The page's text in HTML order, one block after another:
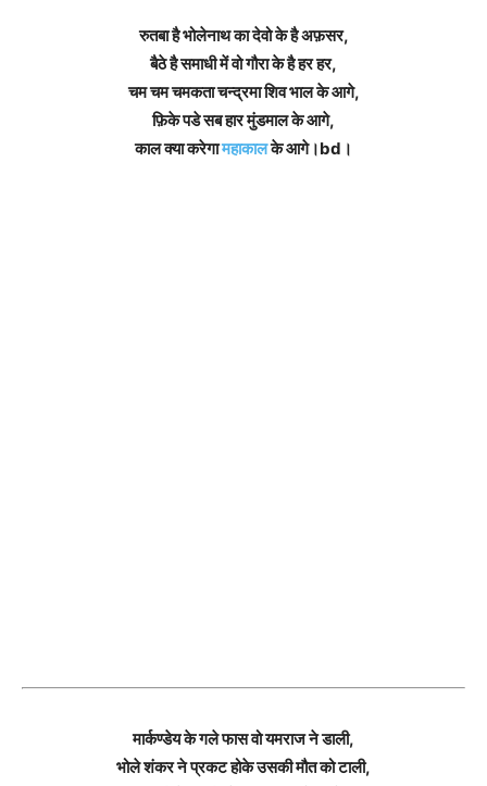
रुतबा है भोलेनाथ का देवो के है अफ़सर,
बैठे है समाधी में वो गौरा के है हर हर,
चम चम चमकता चन्द्रमा शिव भाल के आगे,
फ़िके पडे सब हार मुंडमाल के आगे,
काल क्या करेगामहाकालके आगे।bd।
मार्कण्डेय के गले फास वो यमराज ने डाली,
भोले शंकर ने प्रकट होके उसकी मौत को टाली,